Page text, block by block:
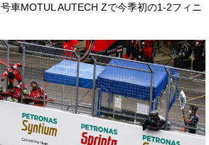
車MOTUL AUTECH Zで今季初の1-2フィニ